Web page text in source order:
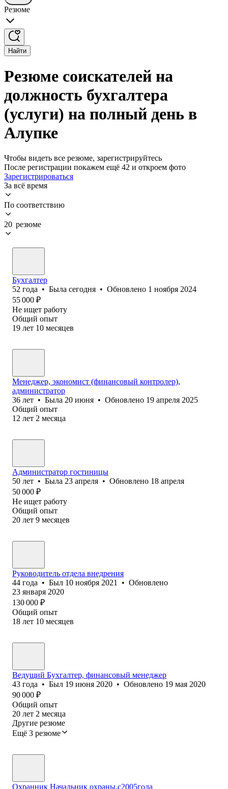
Резюме
Найти
Резюме соискателей на
должность бухгалтера
(услуги) на полный день в
Алупке
Чтобы видеть все резюме, зарегистрируйтесь
После регистрации покажем ещё 42 и откроем фото
Зарегистрироваться
За всё время
По соответствию
20 резюме
Бухгалтер
52 года • Была сегодня • Обновлено 1 ноября 2024
55 000 ₽
Не ищет работу
Общий опыт
19 лет 10 месяцев
Менеджер, экономист (финансовый контролер),
администратор
36 лет • Была 20 июня • Обновлено 19 апреля 2025
Общий опыт
12 лет 2 месяца
Администратор гостиницы
50 лет • Была 23 апреля • Обновлено 18 апреля
50 000 ₽
Не ищет работу
Общий опыт
20 лет 9 месяцев
Руководитель отдела внедрения
44 года • Был 10 ноября 2021 • Обновлено
23 января 2020
130 000 ₽
Общий опыт
18 лет 10 месяцев
Ведущий Бухгалтер, финансовый менеджер
43 года • Был 19 июня 2020 • Обновлено 19 мая 2020
90 000 ₽
Общий опыт
20 лет 2 месяца
Другие резюме
Ещё 3 резюме
Охранник Начальник охраны.c2005года